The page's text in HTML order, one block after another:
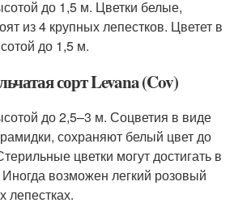
до 1,5 м. Цветки белые,
из 4 крупных лепестков. Цветет в
до 1,5 м.
сорт Levana (Cov)
до 2,5–3 м. Соцветия в виде
сохраняют белый цвет до
цветки могут достигать в
возможен легкий розовый
лепестках.